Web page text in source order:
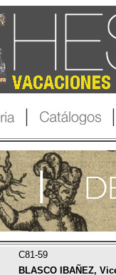
C81-59
BLASCO IBAÑEZ,